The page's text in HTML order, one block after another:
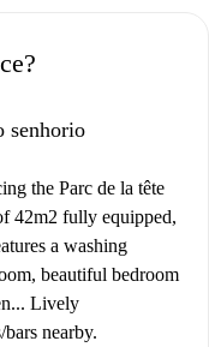
senhorio
the Parc de la tête
42m2 fully equipped,
a washing
beautiful bedroom
Lively
nearby.